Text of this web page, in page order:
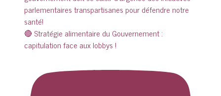
🔴 Stratégie alimentaire du Gouvernement :
capitulation face aux lobbys !